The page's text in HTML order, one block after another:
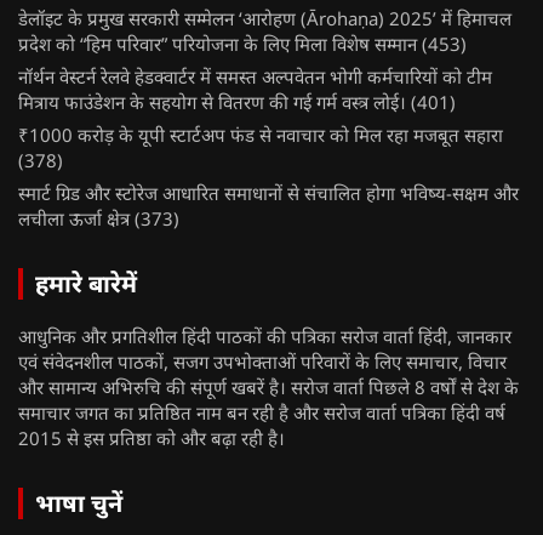
डेलॉइट के प्रमुख सरकारी सम्मेलन ‘आरोहण (Ārohaṇa) 2025’ में हिमाचल
प्रदेश को “हिम परिवार” परियोजना के लिए मिला विशेष सम्मान (453)
नॉर्थन वेस्टर्न रेलवे हेडक्वार्टर में समस्त अल्पवेतन भोगी कर्मचारियों को टीम
मित्राय फाउंडेशन के सहयोग से वितरण की गई गर्म वस्त्र लोई। (401)
₹1000 करोड़ के यूपी स्टार्टअप फंड से नवाचार को मिल रहा मजबूत सहारा
(378)
स्मार्ट ग्रिड और स्टोरेज आधारित समाधानों से संचालित होगा भविष्य-सक्षम और
लचीला ऊर्जा क्षेत्र (373)
हमारे बारेमें
आधुनिक और प्रगतिशील हिंदी पाठकों की पत्रिका सरोज वार्ता हिंदी, जानकार
एवं संवेदनशील पाठकों, सजग उपभोक्ताओं परिवारों के लिए समाचार, विचार
और सामान्य अभिरुचि की संपूर्ण खबरें है। सरोज वार्ता पिछले 8 वर्षों से देश के
समाचार जगत का प्रतिष्ठित नाम बन रही है और सरोज वार्ता पत्रिका हिंदी वर्ष
2015 से इस प्रतिष्ठा को और बढ़ा रही है।
भाषा चुनें